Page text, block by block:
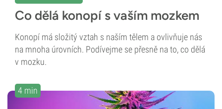
Co dělá konopí s vaším mozkem
Konopí má složitý vztah s naším tělem a ovlivňuje nás
na mnoha úrovních. Podívejme se přesně na to, co dělá
v mozku.
4 min